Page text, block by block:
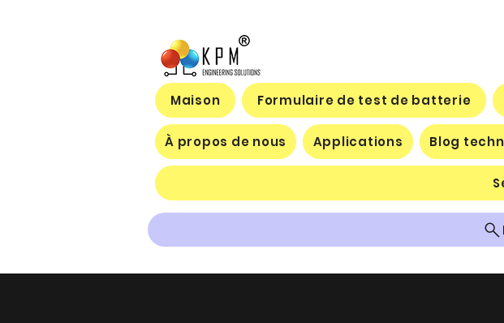
Maison Formulaire de test de batterie
À propos de nous Applications Blog